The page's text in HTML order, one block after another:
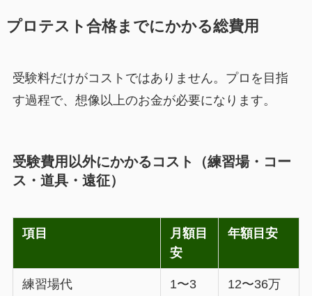
プロテスト合格までにかかる総費用
受験料だけがコストではありません。プロを目指
す過程で、想像以上のお金が必要になります。
受験費用以外にかかるコスト（練習場・コー
ス・道具・遠征）
項目
月額目
安
年額目安
練習場代
1〜3
12〜36万